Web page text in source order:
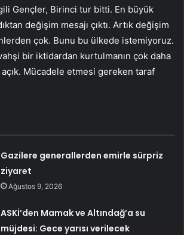
Gençler, Birinci tur bitti. En büyük
değişim mesajı çıktı. Artık değişim
çok. Bunu bu ülkede istemiyoruz.
bir iktidardan kurtulmanın çok daha
Mücadele etmesi gereken taraf
Gazilere generallerden emirle sürpriz
ziyaret
Ağustos 9, 2026
ASKİ’den Mamak ve Altındağ’a su
müjdesi: Gece yarısı verilecek